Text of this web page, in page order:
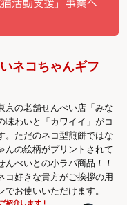
ネコちゃんギフ
京の老舗せんべい店「みな
味わいと「カワイイ」がコ
。ただのネコ型煎餅ではな
んの絵柄がプリントされて
べいとの小ラバ商品！！
コ好きな貴方がご挨拶の用
お使いいただけます。